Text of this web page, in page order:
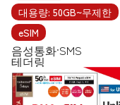
대용량: 50GB~무제한
eSIM
음성통화·SMS
테더링